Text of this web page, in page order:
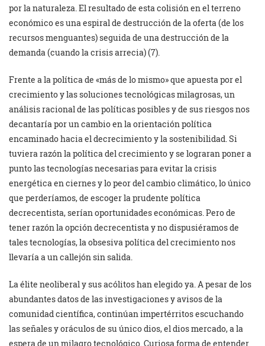
por la naturaleza. El resultado de esta colisión en el terreno
económico es una espiral de destrucción de la oferta (de los
recursos menguantes) seguida de una destrucción de la
demanda (cuando la crisis arrecia) (7).
Frente a la política de «más de lo mismo» que apuesta por el
crecimiento y las soluciones tecnológicas milagrosas, un
análisis racional de las políticas posibles y de sus riesgos nos
decantaría por un cambio en la orientación política
encaminado hacia el decrecimiento y la sostenibilidad. Si
tuviera razón la política del crecimiento y se lograran poner a
punto las tecnologías necesarias para evitar la crisis
energética en ciernes y lo peor del cambio climático, lo único
que perderíamos, de escoger la prudente política
decrecentista, serían oportunidades económicas. Pero de
tener razón la opción decrecentista y no dispusiéramos de
tales tecnologías, la obsesiva política del crecimiento nos
llevaría a un callejón sin salida.
La élite neoliberal y sus acólitos han elegido ya. A pesar de los
abundantes datos de las investigaciones y avisos de la
comunidad científica, continúan impertérritos escuchando
las señales y oráculos de su único dios, el dios mercado, a la
espera de un milagro tecnológico. Curiosa forma de entender